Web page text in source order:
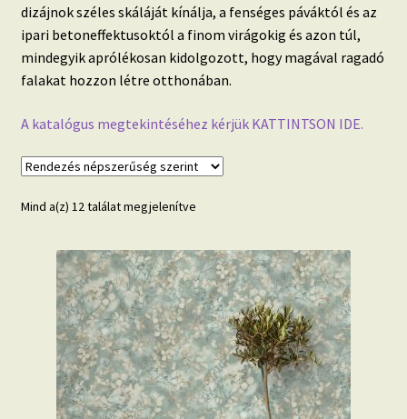
dizájnok széles skáláját kínálja, a fenséges páváktól és az
ipari betoneffektusoktól a finom virágokig és azon túl,
mindegyik aprólékosan kidolgozott, hogy magával ragadó
falakat hozzon létre otthonában.
A katalógus megtekintéséhez kérjük KATTINTSON IDE.
Mind a(z) 12 találat megjelenítveSorted